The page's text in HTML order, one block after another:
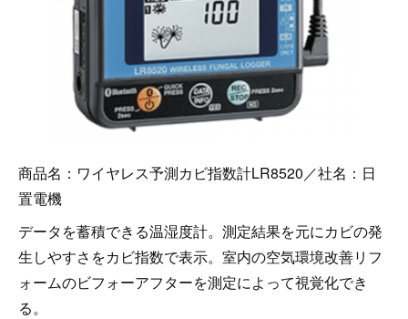
商品名：ワイヤレス予測カビ指数計LR8520／社名：日
置電機
データを蓄積できる温湿度計。測定結果を元にカビの発
生しやすさをカビ指数で表示。室内の空気環境改善リフ
ォームのビフォーアフターを測定によって視覚化でき
る。